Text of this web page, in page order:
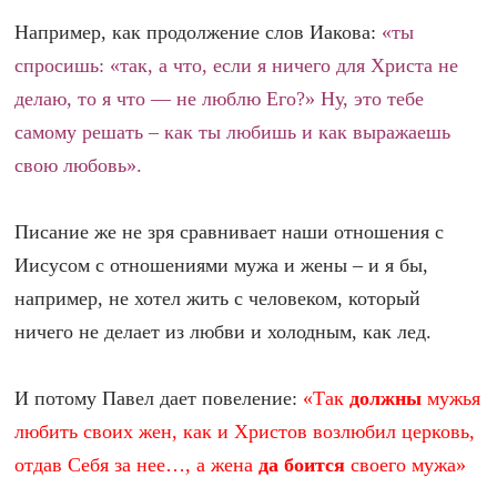
Например, как продолжение слов Иакова: «ты
спросишь: «так, а что, если я ничего для Христа не
делаю, то я что — не люблю Его?» Ну, это тебе
самому решать – как ты любишь и как выражаешь
свою любовь».
Писание же не зря сравнивает наши отношения с
Иисусом с отношениями мужа и жены – и я бы,
например, не хотел жить с человеком, который
ничего не делает из любви и холодным, как лед.
И потому Павел дает повеление: «Так должны мужья
любить своих жен, как и Христов возлюбил церковь,
отдав Себя за нее…, а жена да боится своего мужа»